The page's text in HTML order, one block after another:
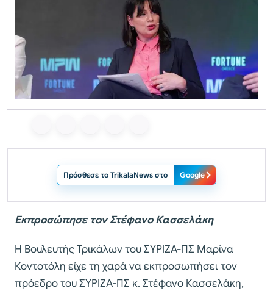
Πρόσθεσε το TrikalaNews στο Google
Εκπροσώπησε τον Στέφανο Κασσελάκη
Η Βουλευτής Τρικάλων του ΣΥΡΙΖΑ-ΠΣ Μαρίνα
Κοντοτόλη είχε τη χαρά να εκπροσωπήσει τον
πρόεδρο του ΣΥΡΙΖΑ-ΠΣ κ. Στέφανο Κασσελάκη,